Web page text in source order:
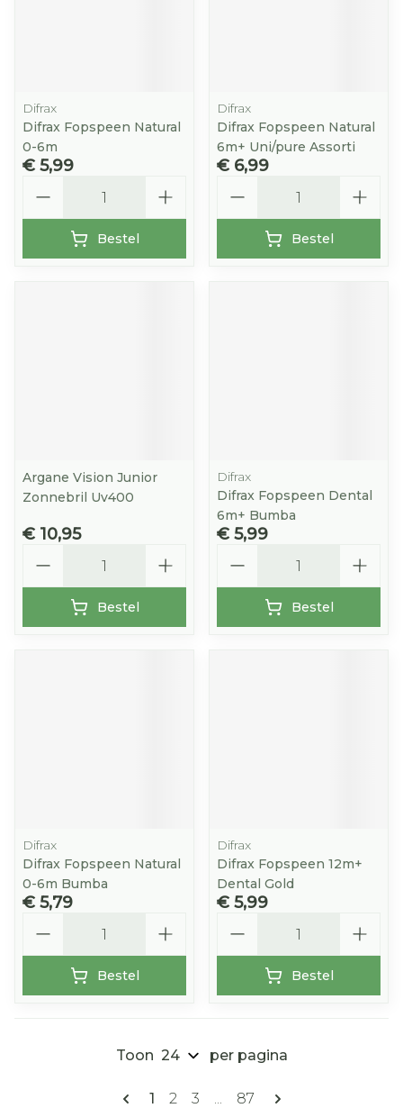
Difrax
Difrax Fopspeen Natural
0-6m
€ 5,99
Bestel
Difrax
Difrax Fopspeen Natural
6m+ Uni/pure Assorti
€ 6,99
Bestel
Argane Vision Junior
Zonnebril Uv400
€ 10,95
Bestel
Difrax
Difrax Fopspeen Dental
6m+ Bumba
€ 5,99
Bestel
Difrax
Difrax Fopspeen Natural
0-6m Bumba
€ 5,79
Bestel
Difrax
Difrax Fopspeen 12m+
Dental Gold
€ 5,99
Bestel
Pagina's
U lees momenteel pagina
1 Pagina
2 Pagina
3 ... Pagina
87
Toon per pagina